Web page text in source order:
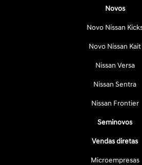
Novos
Novo Nissan
Novo Nissan Kait
Nissan Versa
Nissan Sentra
Nissan Frontier
Seminovos
Vendas diretas
Microempresas